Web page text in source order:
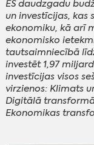
ES daudzgadu
un investīcijas,
ekonomiku, kā arī
ekonomisko
tautsaimniecībā
investēt 1,97
investīcijas visos
virzienos: Klimats
Digitālā
Ekonomikas